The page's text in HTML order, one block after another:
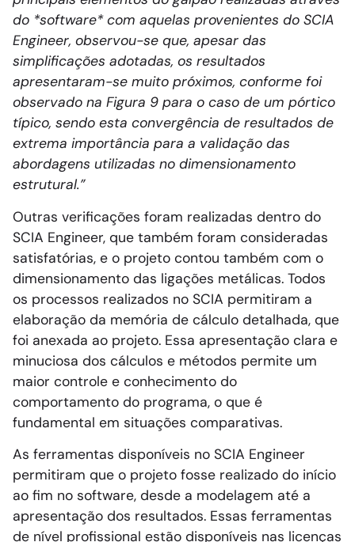
do *software* com aquelas provenientes do SCIA
Engineer, observou-se que, apesar das
simplificações adotadas, os resultados
apresentaram-se muito próximos, conforme foi
observado na Figura 9 para o caso de um pórtico
típico, sendo esta convergência de resultados de
extrema importância para a validação das
abordagens utilizadas no dimensionamento
estrutural.”
Outras verificações foram realizadas dentro do
SCIA Engineer, que também foram consideradas
satisfatórias, e o projeto contou também com o
dimensionamento das ligações metálicas. Todos
os processos realizados no SCIA permitiram a
elaboração da memória de cálculo detalhada, que
foi anexada ao projeto. Essa apresentação clara e
minuciosa dos cálculos e métodos permite um
maior controle e conhecimento do
comportamento do programa, o que é
fundamental em situações comparativas.
As ferramentas disponíveis no SCIA Engineer
permitiram que o projeto fosse realizado do início
ao fim no software, desde a modelagem até a
apresentação dos resultados. Essas ferramentas
de nível profissional estão disponíveis nas licenças